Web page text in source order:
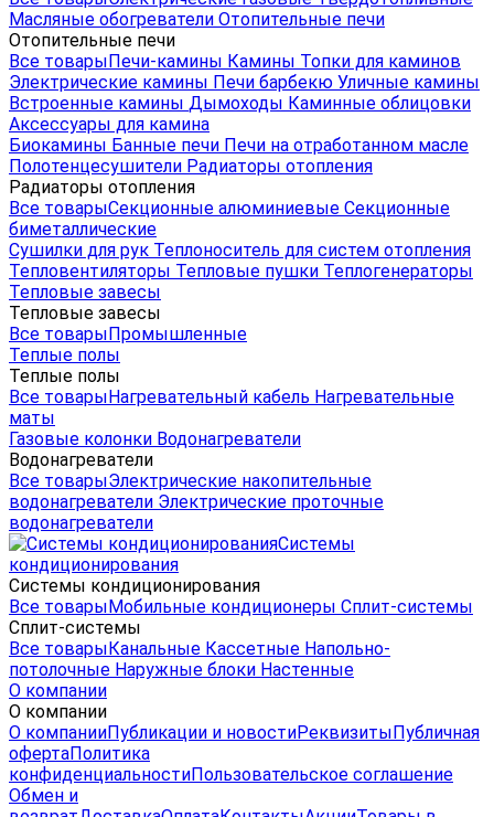
Масляные обогреватели Отопительные печи
Отопительные печи
Все товарыПечи-камины Камины Топки для каминов
Электрические камины Печи барбекю Уличные камины
Встроенные камины Дымоходы Каминные облицовки
Аксессуары для камина
Биокамины Банные печи Печи на отработанном масле
Полотенцесушители Радиаторы отопления
Радиаторы отопления
Все товарыСекционные алюминиевые Секционные
биметаллические
Сушилки для рук Теплоноситель для систем отопления
Тепловентиляторы Тепловые пушки Теплогенераторы
Тепловые завесы
Тепловые завесы
Все товарыПромышленные
Теплые полы
Теплые полы
Все товарыНагревательный кабель Нагревательные
маты
Газовые колонки Водонагреватели
Водонагреватели
Все товарыЭлектрические накопительные
водонагреватели Электрические проточные
водонагреватели
Системы
кондиционирования
Системы кондиционирования
Все товарыМобильные кондиционеры Сплит-системы
Сплит-системы
Все товарыКанальные Кассетные Напольно-
потолочные Наружные блоки Настенные
О компании
О компании
О компанииПубликации и новостиРеквизитыПубличная
офертаПолитика
конфиденциальностиПользовательское соглашение
Обмен и